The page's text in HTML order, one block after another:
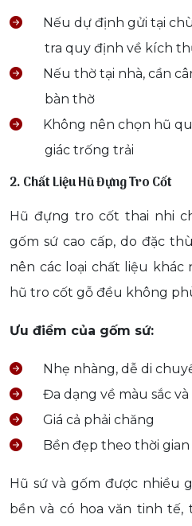
Nếu dự định gửi tại
tra quy định về kích
Nếu thờ tại nhà, cần
bàn thờ
Không nên chọn hũ
giác trống trải
2. Chất Liệu Hũ Đựng Tro Cốt
Hũ đựng tro cốt thai nhi
gốm sứ cao cấp, do đặc
nên các loại chất liệu
hũ tro cốt gỗ đều không
Ưu điểm của gốm sứ:
Nhẹ nhàng, dễ di
Đa dạng về màu sắc
Giá cả phải chăng
Bền đẹp theo thời gian
Hũ sứ và gốm được nhiều
bền và có hoa văn tinh tế,